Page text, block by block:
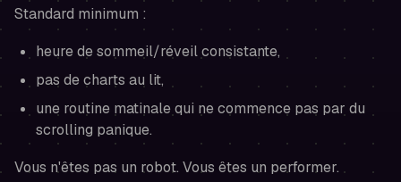
Standard minimum :
heure de sommeil/réveil consistante,
pas de charts au lit,
une routine matinale qui ne commence pas par du
scrolling panique.
Vous n'êtes pas un robot. Vous êtes un performer.